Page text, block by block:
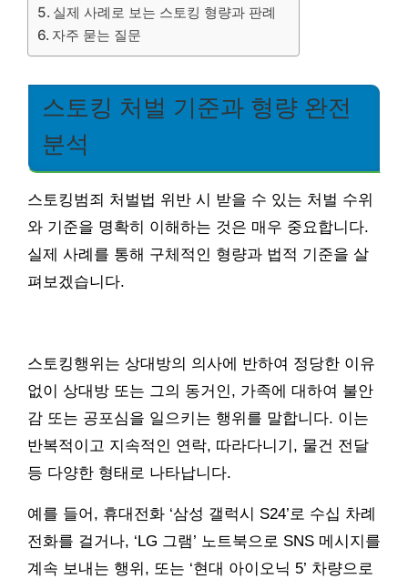
실제 사례로 보는 스토킹 형량과 판례
자주 묻는 질문
스토킹 처벌 기준과 형량 완전
분석
스토킹범죄 처벌법 위반 시 받을 수 있는 처벌 수위
와 기준을 명확히 이해하는 것은 매우 중요합니다.
실제 사례를 통해 구체적인 형량과 법적 기준을 살
펴보겠습니다.
스토킹행위는 상대방의 의사에 반하여 정당한 이유
없이 상대방 또는 그의 동거인, 가족에 대하여 불안
감 또는 공포심을 일으키는 행위를 말합니다. 이는
반복적이고 지속적인 연락, 따라다니기, 물건 전달
등 다양한 형태로 나타납니다.
예를 들어, 휴대전화 ‘삼성 갤럭시 S24’로 수십 차례
전화를 걸거나, ‘LG 그램’ 노트북으로 SNS 메시지를
계속 보내는 행위, 또는 ‘현대 아이오닉 5’ 차량으로